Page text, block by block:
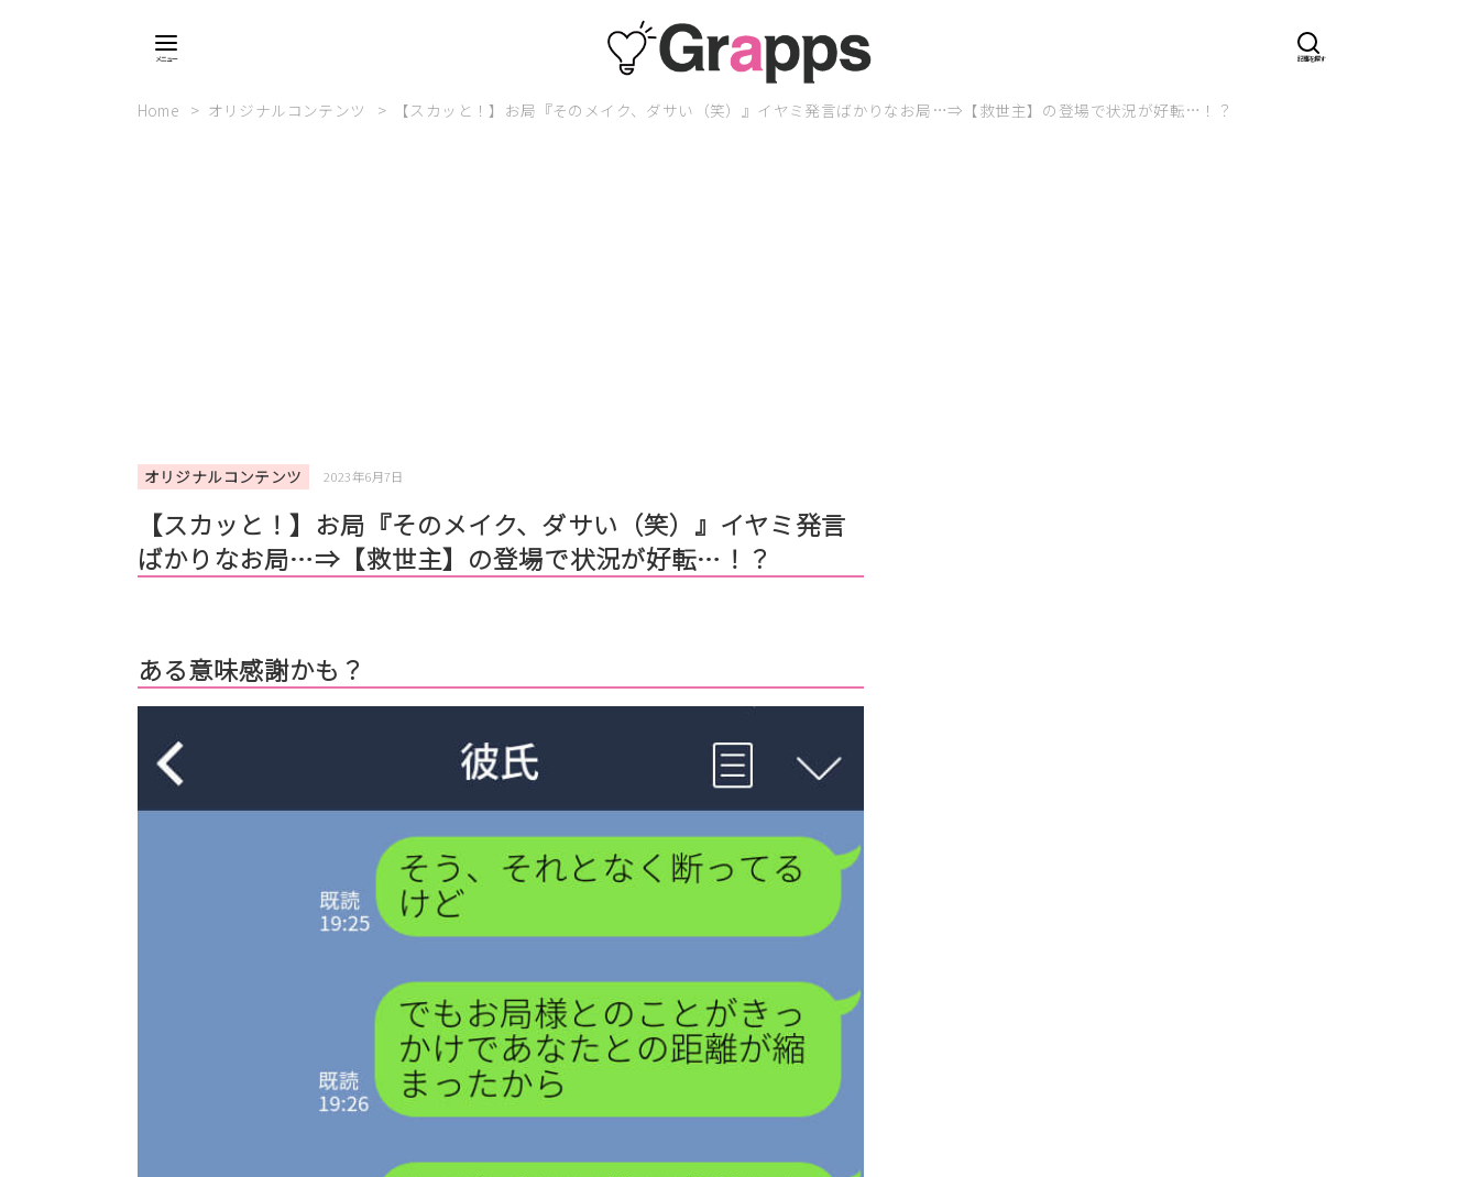
Home オリジナルコンテンツ 【スカッと！】お局『そのメイク、ダサい（笑）』イヤミ発言ばかりなお局…⇒【救世主】の登場で状況が好転…！？
オリジナルコンテンツ 2023年6月7日
【スカッと！】お局『そのメイク、ダサい（笑）』イヤミ発言
ばかりなお局…⇒【救世主】の登場で状況が好転…！？
ある意味感謝かも？